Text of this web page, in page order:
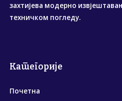
захтијева модерно
техничком погледу.
Категорије
Почетна